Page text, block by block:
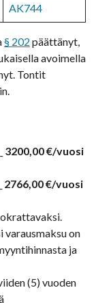
AK744
§ 202 päättänyt,
avoimella
Tontit
3200,00 €/vuosi
2766,00 €/vuosi
on
ja
(5) vuoden